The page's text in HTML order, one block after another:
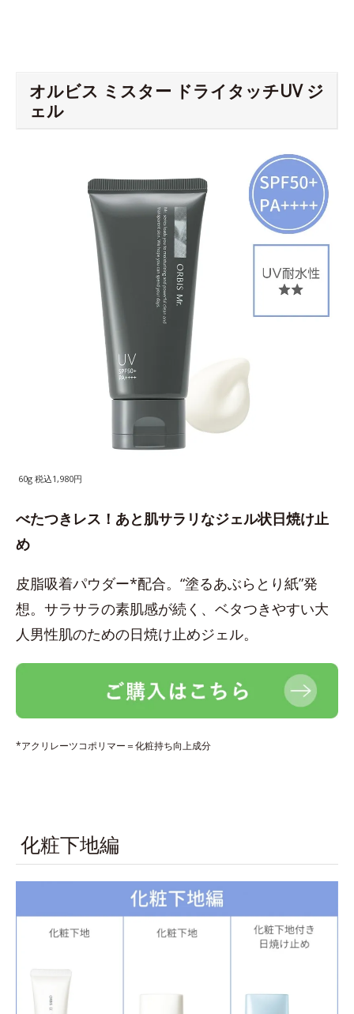
オルビス ミスター ドライタッチUV ジ
ェル
60g 税込1,980円
べたつきレス！あと肌サラリなジェル状日焼け止
め
皮脂吸着パウダー*配合。“塗るあぶらとり紙”発
想。サラサラの素肌感が続く、ベタつきやすい大
人男性肌のための日焼け止めジェル。
*アクリレーツコポリマー＝化粧持ち向上成分
化粧下地編